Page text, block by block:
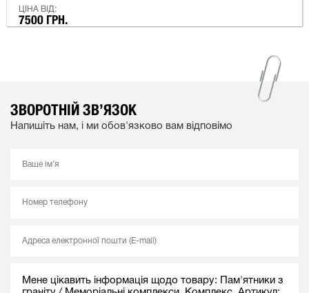
ЦІНА ВІД:
7500 ГРН.
ЗВОРОТНІЙ ЗВ’ЯЗОК
Напишіть нам, і ми обов'язково вам відповімо